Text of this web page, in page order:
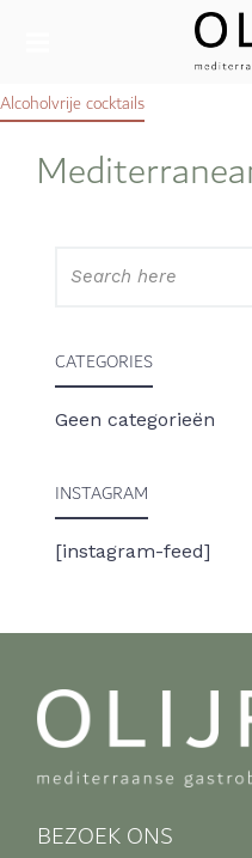
Alcoholvrije cocktails
CATEGORIES
Geen categorieën
INSTAGRAM
[instagram-feed]
BEZOEK ONS